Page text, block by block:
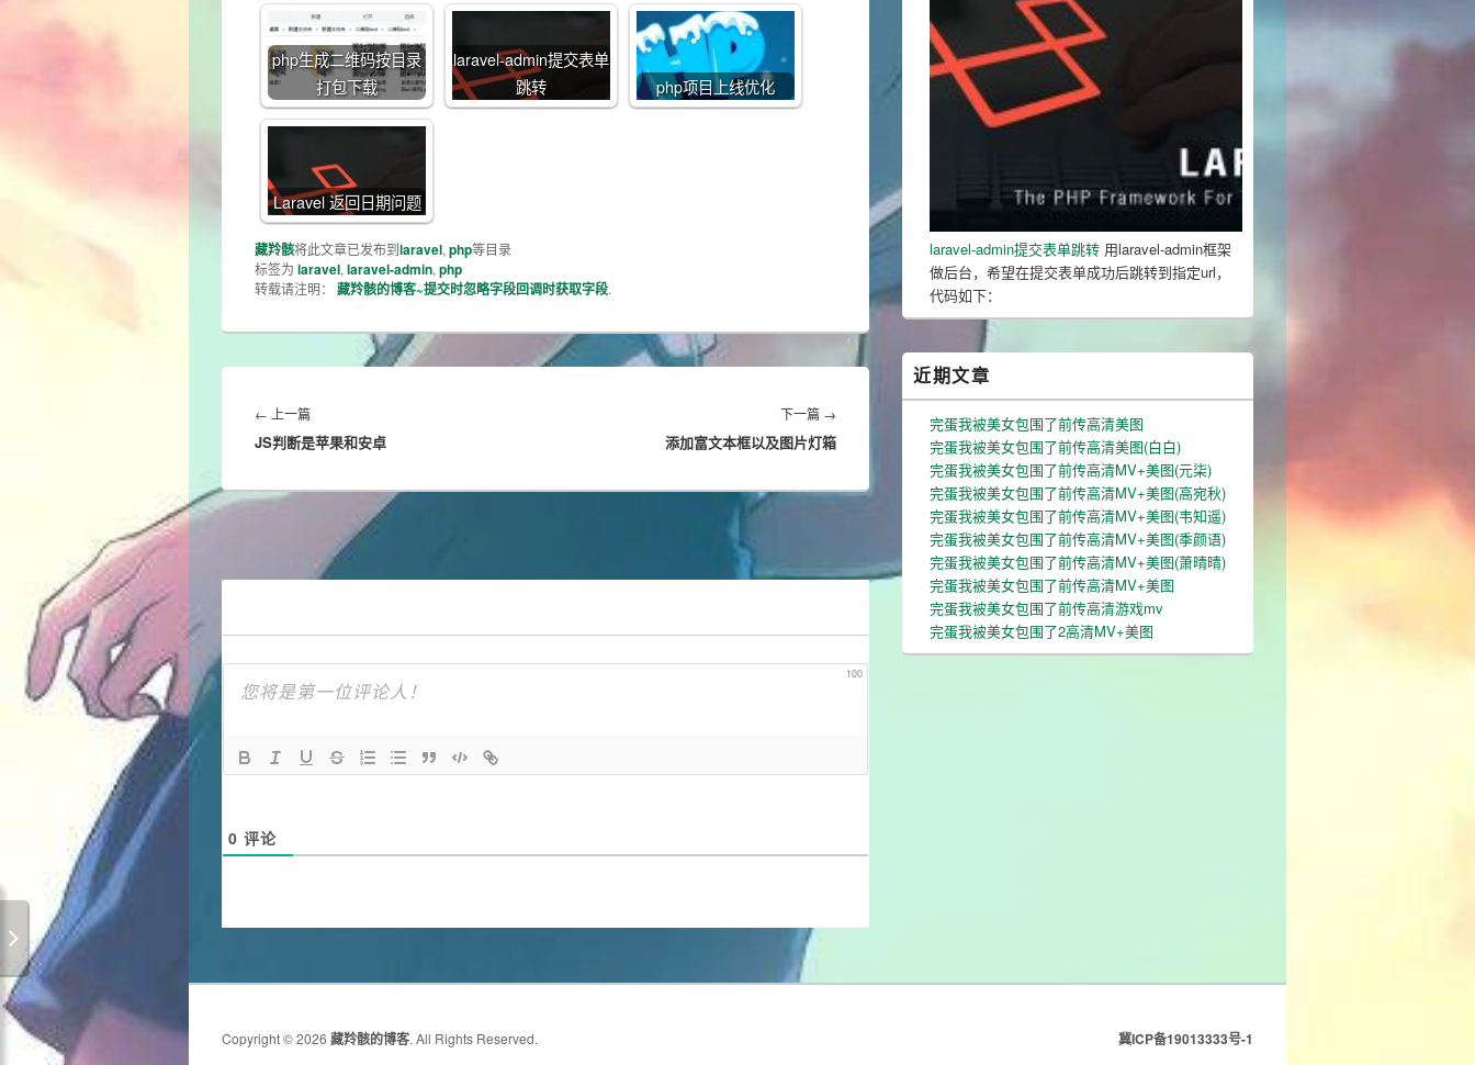
php生成二维码按目录
打包下载
laravel-admin提交表单
跳转
php项目上线优化
Laravel 返回日期问题
藏羚骸将此文章已发布到laravel, php等目录
标签为 laravel, laravel-admin, php
转载请注明： 藏羚骸的博客~提交时忽略字段回调时获取字段.
章
导
← 上一篇Previous
post:
JS判断是苹果和安卓
下一篇 →
post:
添加富文本框以及图片灯箱
100
0 评论
laravel-admin提交表单跳转 用laravel-admin框架
做后台，希望在提交表单成功后跳转到指定url，
代码如下：
近期文章
完蛋我被美女包围了前传高清美图
完蛋我被美女包围了前传高清美图(白白)
完蛋我被美女包围了前传高清MV+美图(元柒)
完蛋我被美女包围了前传高清MV+美图(高宛秋)
完蛋我被美女包围了前传高清MV+美图(韦知遥)
完蛋我被美女包围了前传高清MV+美图(季颜语)
完蛋我被美女包围了前传高清MV+美图(萧晴晴)
完蛋我被美女包围了前传高清MV+美图
完蛋我被美女包围了前传高清游戏mv
完蛋我被美女包围了2高清MV+美图
Copyright © 2026 藏羚骸的博客. All Rights Reserved. 冀ICP备19013333号-1